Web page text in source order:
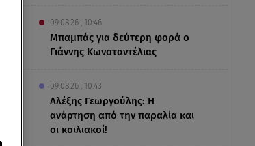
09.08.26 , 10:46
Μπαμπάς για δεύτερη φορά ο
Γιάννης Κωνσταντέλιας
09.08.26 , 10:43
Αλέξης Γεωργούλης: Η
ανάρτηση από την παραλία και
οι κοιλιακοί!